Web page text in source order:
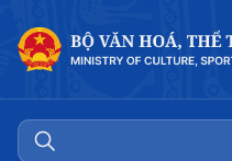
Đọc bài